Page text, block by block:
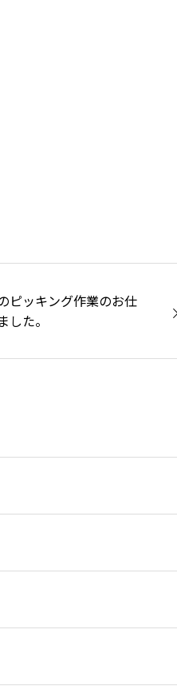
ピッキング作業のお仕
した。